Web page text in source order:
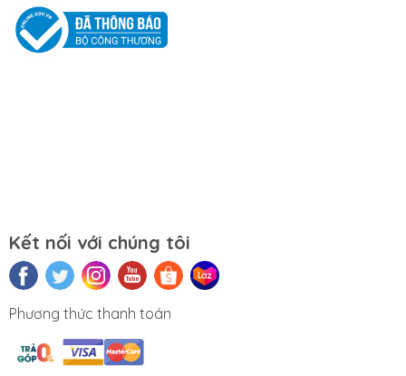
Mọi yêu cầu đặt hàng, hỗ trợ tư vấn sản
Website:https://tuongchilam.com
Kết nối với chúng tôi
Phương thức thanh toán